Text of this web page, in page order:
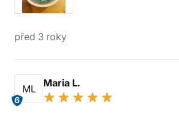
před 3 roky
ML
6
Maria L.